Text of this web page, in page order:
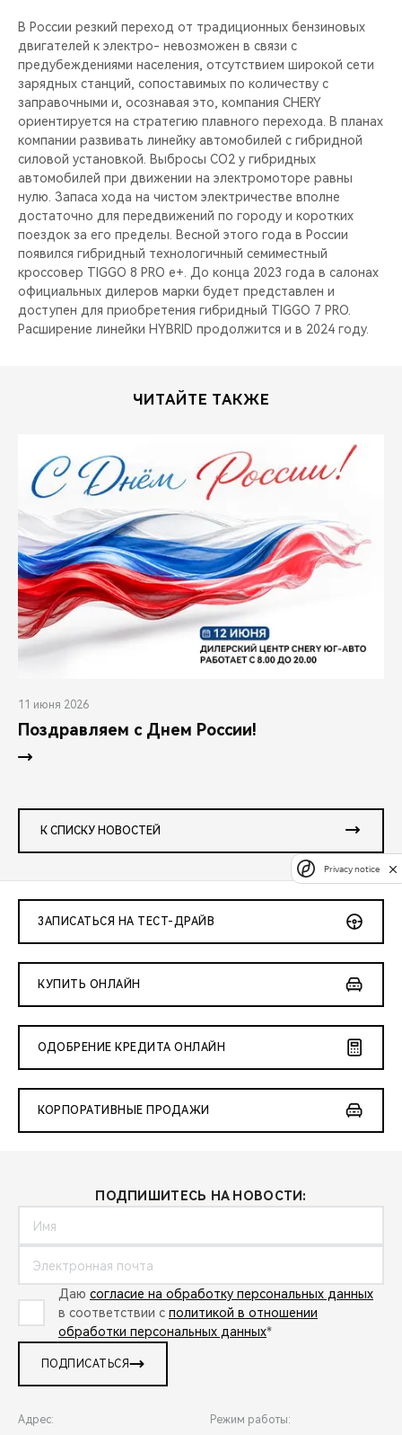
В России резкий переход от традиционных бензиновых
двигателей к электро- невозможен в связи с
предубеждениями населения, отсутствием широкой сети
зарядных станций, сопоставимых по количеству с
заправочными и, осознавая это, компания CHERY
ориентируется на стратегию плавного перехода. В планах
компании развивать линейку автомобилей с гибридной
силовой установкой. Выбросы CO2 у гибридных
автомобилей при движении на электромоторе равны
нулю. Запаса хода на чистом электричестве вполне
достаточно для передвижений по городу и коротких
поездок за его пределы. Весной этого года в России
появился гибридный технологичный семиместный
кроссовер TIGGO 8 PRO e+. До конца 2023 года в салонах
официальных дилеров марки будет представлен и
доступен для приобретения гибридный TIGGO 7 PRO.
Расширение линейки HYBRID продолжится и в 2024 году.
ЧИТАЙТЕ ТАКЖЕ
11 июня 2026
Поздравляем с Днем России!
К СПИСКУ НОВОСТЕЙ
ЗАПИСАТЬСЯ НА ТЕСТ-ДРАЙВ
КУПИТЬ ОНЛАЙН
ОДОБРЕНИЕ КРЕДИТА ОНЛАЙН
КОРПОРАТИВНЫЕ ПРОДАЖИ
ПОДПИШИТЕСЬ НА НОВОСТИ:
Даю согласие на обработку персональных данных
в соответствии с политикой в отношении
обработки персональных данных*
ПОДПИСАТЬСЯ
Адрес: Режим работы:
Privacy notice